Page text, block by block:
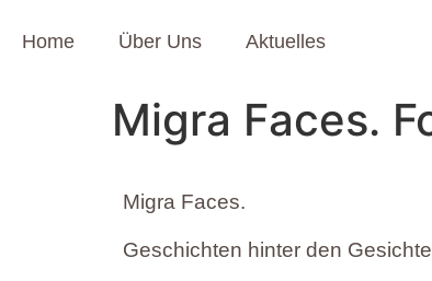
Home Über Uns Aktuelles
Migra Faces.
Migra Faces.
Geschichten hinter den